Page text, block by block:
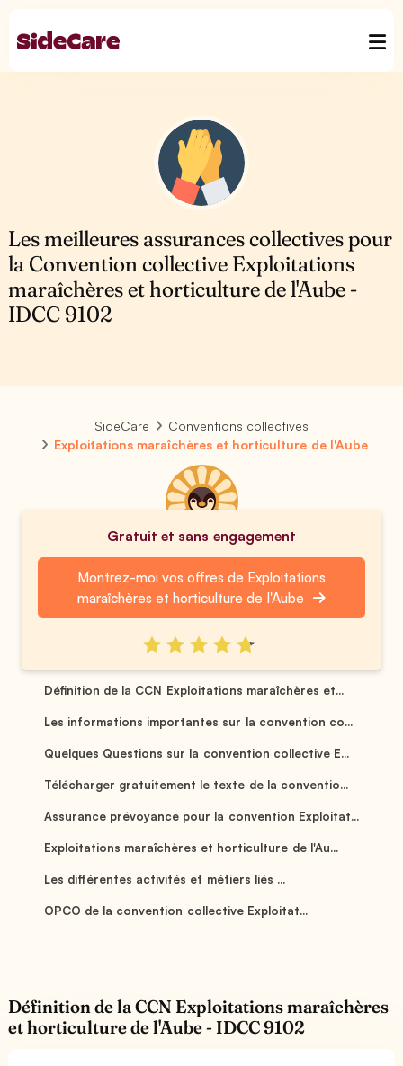
Les meilleures assurances collectives pour
la Convention collective Exploitations
maraîchères et horticulture de l'Aube -
IDCC 9102
SideCare
Conventions collectives
Exploitations maraîchères et horticulture de l'Aube
Gratuit et sans engagement
Montrez-moi vos offres de Exploitations
maraîchères et horticulture de l'Aube
Définition de la CCN Exploitations maraîchères et...
Les informations importantes sur la convention co...
Quelques Questions sur la convention collective E...
Télécharger gratuitement le texte de la conventio...
Assurance prévoyance pour la convention Exploitat...
Exploitations maraîchères et horticulture de l'Au...
Les différentes activités et métiers liés ...
OPCO de la convention collective Exploitat...
Définition de la CCN Exploitations maraîchères
et horticulture de l'Aube - IDCC 9102